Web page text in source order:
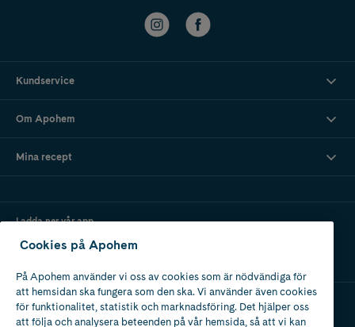
Kundservice
Om Apohem
Mina recept
Ladda ner vår app
Apotek med tillstånd
Cookies på Apohem
På Apohem använder vi oss av cookies som är nödvändiga för
att hemsidan ska fungera som den ska. Vi använder även cookies
för funktionalitet, statistik och marknadsföring. Det hjälper oss
att följa och analysera beteenden på vår hemsida, så att vi kan